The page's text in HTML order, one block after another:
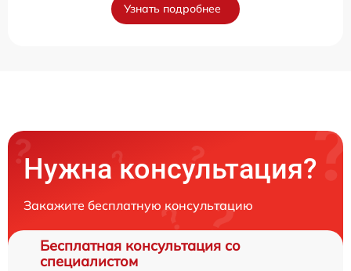
Узнать подробнее
Нужна консультация?
Закажите бесплатную консультацию
Бесплатная консультация со
специалистом